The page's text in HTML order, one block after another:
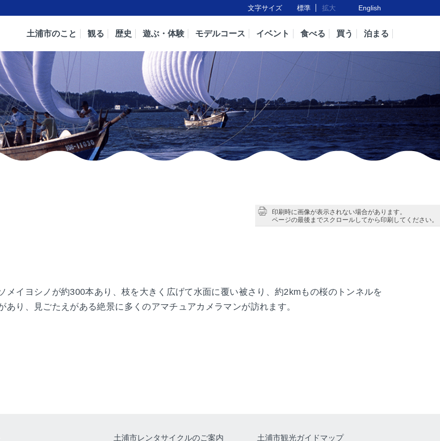
文字サイズ 標準 拡大 English
土浦市のこと 観る 歴史 遊ぶ・体験 モデルコース イベント 食べる 買う 泊まる
印刷時に画像が表示されない場合があります。
ページの最後までスクロールしてから印刷してください。
メイヨシノが約300本あり、枝を大きく広げて水面に覆い被さり、約2kmもの桜のトンネルを
り、見ごたえがある絶景に多くのアマチュアカメラマンが訪れます。
土浦市レンタサイクルのご案内 土浦市観光ガイドマップ